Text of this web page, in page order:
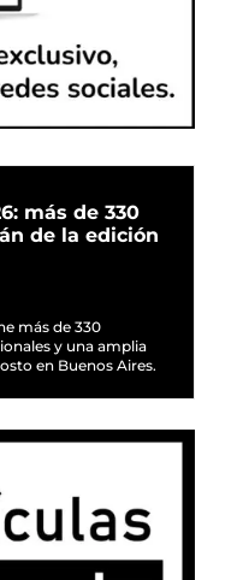
más de 330
de la edición
más de 330
y una amplia
en Buenos Aires.